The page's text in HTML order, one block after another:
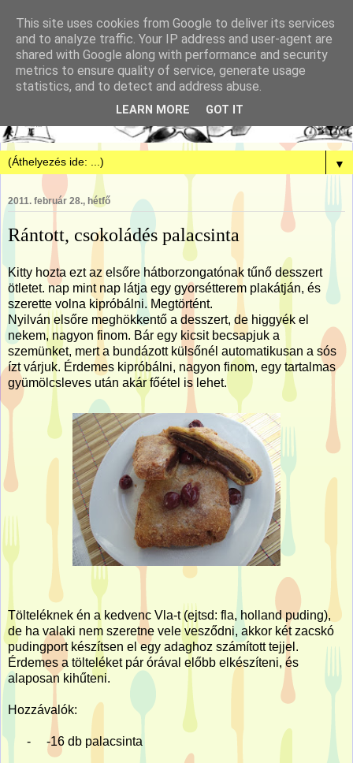
▼
2011. február 28., hétfő
Rántott, csokoládés palacsinta
Kitty hozta ezt az elsőre hátborzongatónak tűnő desszert
ötletet. nap mint nap látja egy gyorsétterem plakátján, és
szerette volna kipróbálni. Megtörtént.
Nyilván elsőre meghökkentő a desszert, de higgyék el
nekem, nagyon finom. Bár egy kicsit becsapjuk a
szemünket, mert a bundázott külsőnél automatikusan a sós
ízt várjuk. Érdemes kipróbálni, nagyon finom, egy tartalmas
gyümölcsleves után akár főétel is lehet.
Tölteléknek én a kedvenc Vla-t (ejtsd: fla, holland puding),
de ha valaki nem szeretne vele vesződni, akkor két zacskó
pudingport készítsen el egy adaghoz számított tejjel.
Érdemes a tölteléket pár órával előbb elkészíteni, és
alaposan kihűteni.
Hozzávalók:
- -16 db palacsinta
This site uses cookies from Google to deliver its services
and to analyze traffic. Your IP address and user-agent are
shared with Google along with performance and security
metrics to ensure quality of service, generate usage
statistics, and to detect and address abuse.
LEARN MORE GOT IT